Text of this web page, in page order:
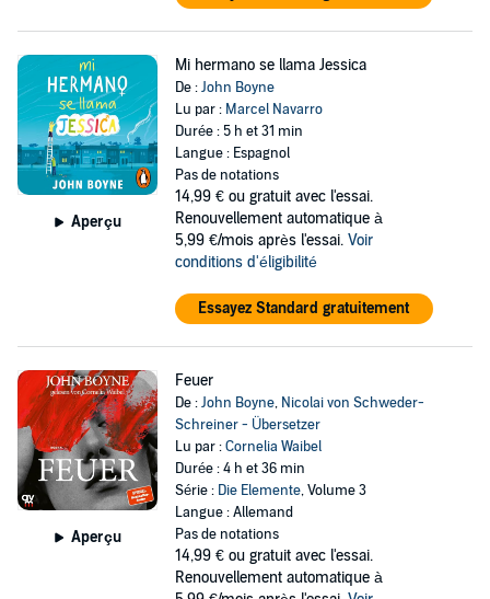
Aperçu
Mi hermano se llama Jessica
De :John Boyne
Lu par : Marcel Navarro
Durée : 5 h et 31 min
Langue : Espagnol
Pas de notations
14,99 € ou gratuit avec l'essai.
Renouvellement automatique à
5,99 €/mois après l'essai. Voir
conditions d'éligibilité
Essayez Standard gratuitement
Aperçu
Feuer
De :John Boyne, Nicolai von Schweder-
Schreiner - Übersetzer
Lu par :Cornelia Waibel
Durée : 4 h et 36 min
Série : Die Elemente, Volume 3
Langue : Allemand
Pas de notations
14,99 € ou gratuit avec l'essai.
Renouvellement automatique à